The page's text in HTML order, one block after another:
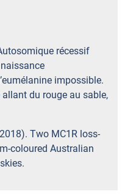
récessif
impossible.
du rouge au sable,
Two MC1R loss-
coloured Australian